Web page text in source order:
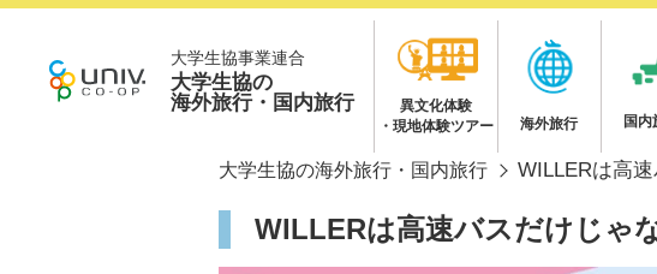
大学生協事業連合
大学生協の
海外旅行・国内旅行
異文化体験
・現地体験ツアー
海外旅行 国内
大学生協の海外旅行・国内旅行 WILLERは高
WILLERは高速バスだけじゃ